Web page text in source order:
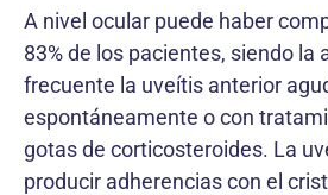
A nivel ocular puede haber
83% de los pacientes, siendo la
frecuente la uveítis anterior
espontáneamente o con
gotas de corticosteroides. La
producir adherencias con el